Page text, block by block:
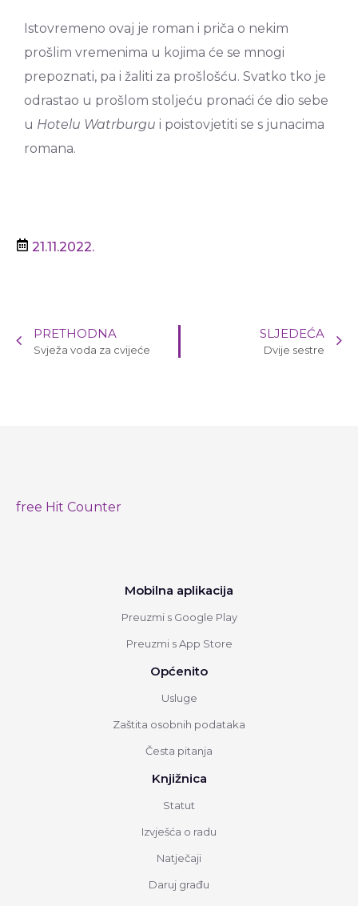
Istovremeno ovaj je roman i priča o nekim
prošlim vremenima u kojima će se mnogi
prepoznati, pa i žaliti za prošlošću. Svatko tko je
odrastao u prošlom stoljeću pronaći će dio sebe
u Hotelu Watrburgu i poistovjetiti se s junacima
romana.
21.11.2022.
PRETHODNA
Svježa voda za cvijeće
SLJEDEĆA
Dvije sestre
free Hit Counter
Mobilna aplikacija
Preuzmi s Google Play
Preuzmi s App Store
Općenito
Usluge
Zaštita osobnih podataka
Česta pitanja
Knjižnica
Statut
Izvješća o radu
Natječaji
Daruj građu